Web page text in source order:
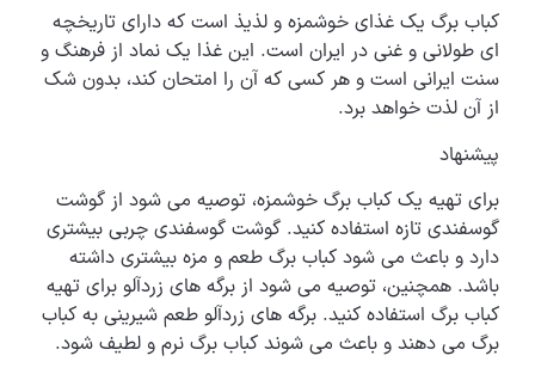
کباب برگ یک غذای خوشمزه و لذیذ است که دارای تاریخچه
ای طولانی و غنی در ایران است. این غذا یک نماد از فرهنگ و
سنت ایرانی است و هر کسی که آن را امتحان کند، بدون شک
از آن لذت خواهد برد.
پیشنهاد
برای تهیه یک کباب برگ خوشمزه، توصیه می شود از گوشت
گوسفندی تازه استفاده کنید. گوشت گوسفندی چربی بیشتری
دارد و باعث می شود کباب برگ طعم و مزه بیشتری داشته
باشد. همچنین، توصیه می شود از برگه های زردآلو برای تهیه
کباب برگ استفاده کنید. برگه های زردآلو طعم شیرینی به کباب
برگ می دهند و باعث می شوند کباب برگ نرم و لطیف شود.